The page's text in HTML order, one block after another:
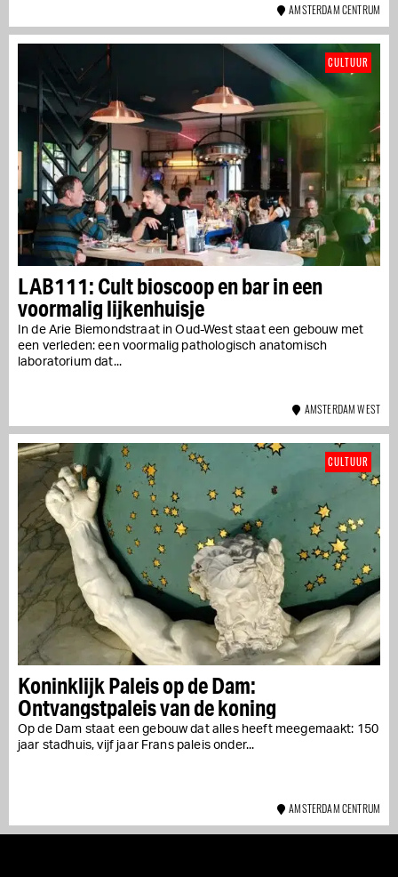
AMSTERDAM CENTRUM
LAB111: Cult bioscoop en bar in een
voormalig lijkenhuisje
In de Arie Biemondstraat in Oud-West staat een gebouw met
een verleden: een voormalig pathologisch anatomisch
laboratorium dat...
CULTUUR
AMSTERDAM WEST
Koninklijk Paleis op de Dam:
Ontvangstpaleis van de koning
Op de Dam staat een gebouw dat alles heeft meegemaakt: 150
jaar stadhuis, vijf jaar Frans paleis onder...
CULTUUR
AMSTERDAM CENTRUM